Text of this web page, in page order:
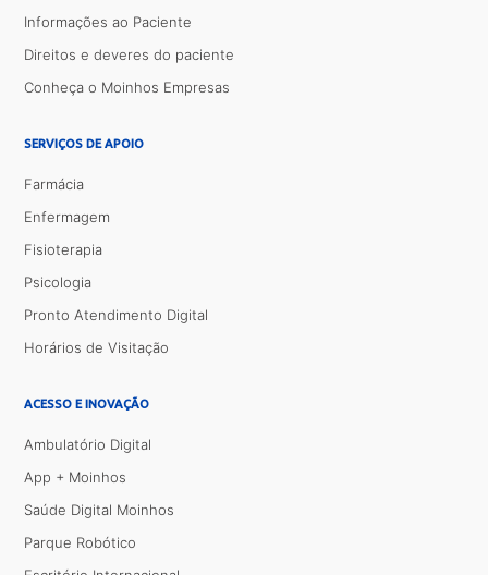
Informações ao Paciente
Direitos e deveres do paciente
Conheça o Moinhos Empresas
SERVIÇOS DE APOIO
Farmácia
Enfermagem
Fisioterapia
Psicologia
Pronto Atendimento Digital
Horários de Visitação
ACESSO E INOVAÇÃO
Ambulatório Digital
App + Moinhos
Saúde Digital Moinhos
Parque Robótico